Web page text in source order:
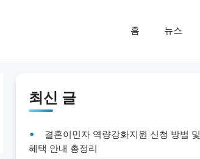
홈 뉴스
최신 글
결혼이민자 역량강화지원 신청 방법 및
혜택 안내 총정리